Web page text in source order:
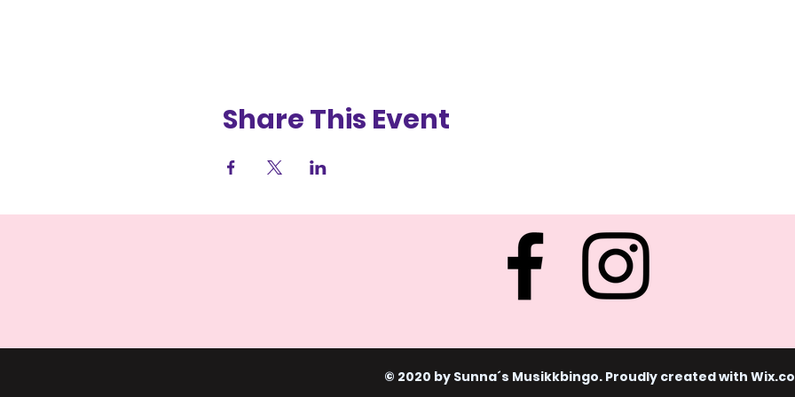
Share This Event
© 2020 by Sunna´s Musikkbingo. Proudly created with